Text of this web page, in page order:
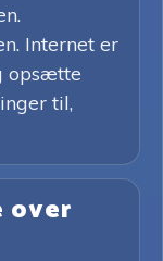
Internet er
opsætte
til,
over